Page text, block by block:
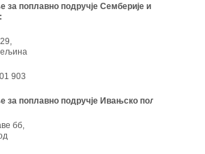
за поплавно подручје Семберије и
903
за поплавно подручје Ивањско поље:
бб,